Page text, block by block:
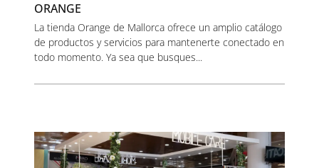
ORANGE
La tienda Orange de Mallorca ofrece un amplio catálogo
de productos y servicios para mantenerte conectado en
todo momento. Ya sea que busques...